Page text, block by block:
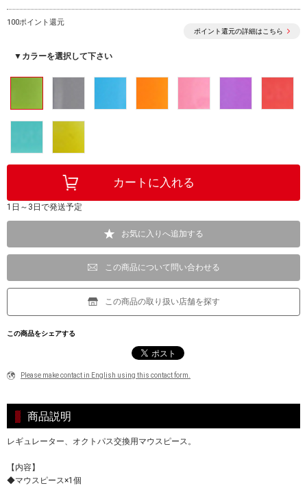
100ポイント還元
ポイント還元の詳細はこちら
▼カラーを選択して下さい
1日～3日で発送予定
お気に入りへ追加する
この商品について問い合わせる
この商品の取り扱い店舗を探す
この商品をシェアする
Please make contact in English using this contact form.
商品説明
レギュレーター、オクトパス交換用マウスピース。
【内容】
◆マウスピース×1個